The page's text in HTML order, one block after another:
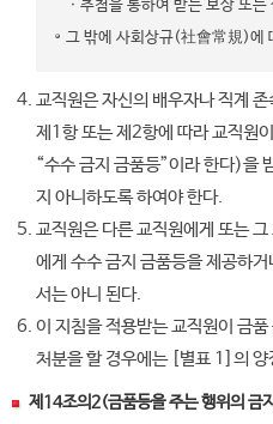
ㆍ추첨을 통하여 받는 보상 또는
그 밖에 사회상규(社會常規)에
교직원은 자신의 배우자나 직계
제1항 또는 제2항에 따라 교직원
“수수 금지 금품등”이라 한다)을
지 아니하도록 하여야 한다.
교직원은 다른 교직원에게 또는
에게 수수 금지 금품등을 제공하
서는 아니 된다.
이 지침을 적용받는 교직원이 금
처분을 할 경우에는 [별표 1]의 양
제14조의2(금품등을 주는 행위의 금